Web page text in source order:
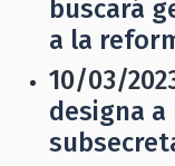
buscará
a la
10/03/
designa a